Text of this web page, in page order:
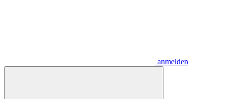
anmelden